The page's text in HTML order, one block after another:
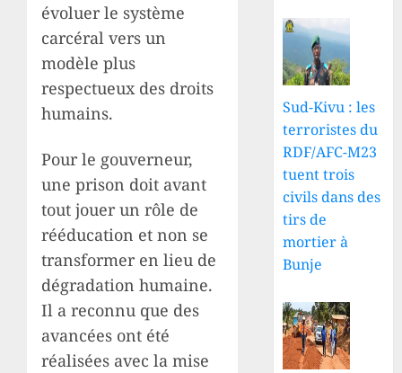
évoluer le système
carcéral vers un
modèle plus
respectueux des droits
humains.
Pour le gouverneur,
une prison doit avant
tout jouer un rôle de
rééducation et non se
transformer en lieu de
dégradation humaine.
Il a reconnu que des
avancées ont été
réalisées avec la mise
Sud-Kivu : les
terroristes du
RDF/AFC-M23
tuent trois
civils dans des
tirs de
mortier à
Bunje